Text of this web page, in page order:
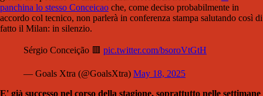
panchina lo stesso Conceicao che, come deciso probabilmente in
accordo col tecnico, non parlerà in conferenza stampa salutando così di
fatto il Milan: in silenzio.
Sérgio Conceição 🟥 pic.twitter.com/bsoroVtGtH
— Goals Xtra (@GoalsXtra) May 18, 2025
E' già successo nel corso della stagione, soprattutto nelle settimane